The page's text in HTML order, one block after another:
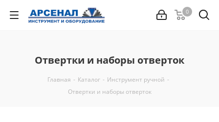
0
Отвертки и наборы отверток
Главная - Каталог - Инструмент ручной -
Отвертки и наборы отверток